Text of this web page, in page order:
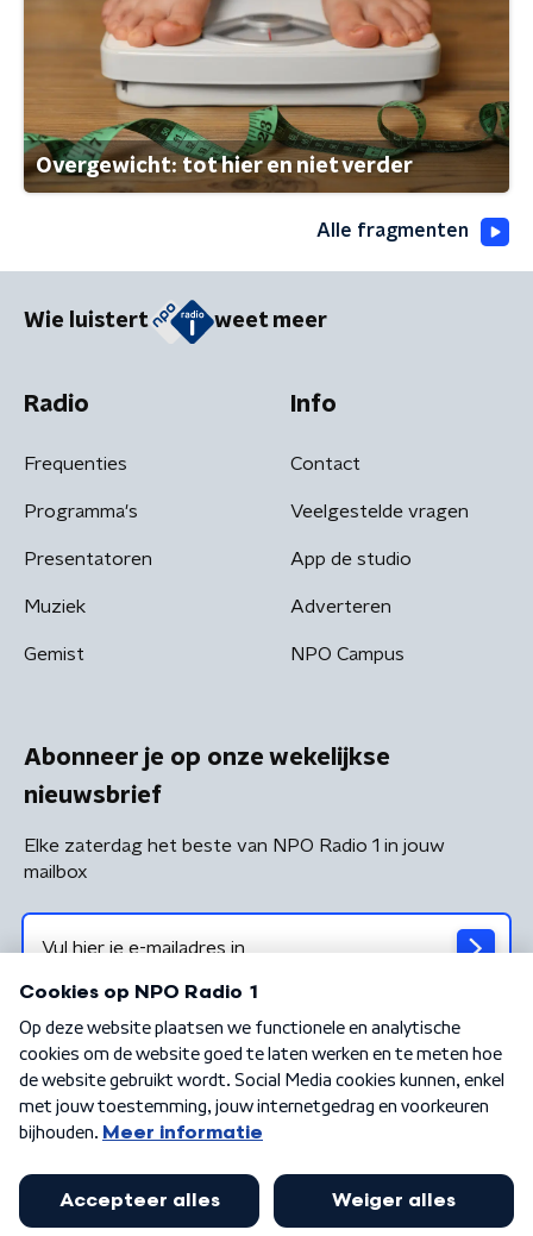
Overgewicht: tot hier en niet verder
Alle fragmenten
Wie luistert weet meer
Radio
Frequenties
Programma's
Presentatoren
Muziek
Gemist
Info
Contact
Veelgestelde vragen
App de studio
Adverteren
NPO Campus
Abonneer je op onze wekelijkse
nieuwsbrief
Elke zaterdag het beste van NPO Radio 1 in jouw
mailbox
Algemene voorwaarden